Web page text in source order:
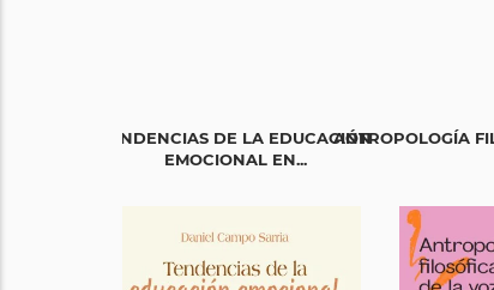
TENDENCIAS DE LA EDUCACIÓN
EMOCIONAL EN...
ANTROPOLOGÍA